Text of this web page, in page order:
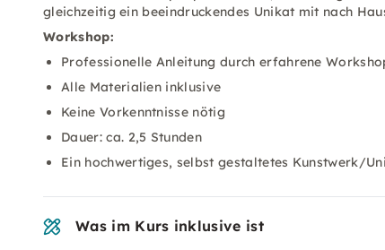
gleichzeitig ein beeindruckendes Unikat mit nach
Workshop:
Professionelle Anleitung durch erfahrene
Alle Materialien inklusive
Keine Vorkenntnisse nötig
Dauer: ca. 2,5 Stunden
Ein hochwertiges, selbst gestaltetes Kunstwerk/
Was im Kurs inklusive ist